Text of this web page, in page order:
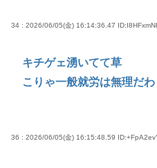
34 : 2026/06/05(金) 16:14:36.47
キチゲェ湧いてて草
こりゃ一般就労は無理だわ
36 : 2026/06/05(金) 16:15:48.59